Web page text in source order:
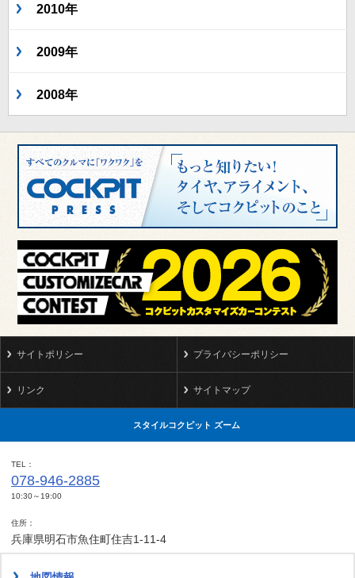
2010年
2009年
2008年
サイトポリシー プライバシーポリシー
リンク サイトマップ
スタイルコクピット ズーム
TEL
078-946-2885
10:30～19:00
住所
兵庫県明石市魚住町住吉1-11-4